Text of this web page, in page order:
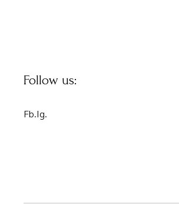
Follow us:
Fb.Ig.